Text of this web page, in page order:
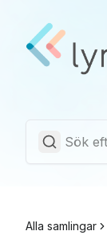
Alla samlingar